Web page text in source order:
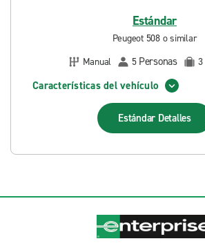
Estándar
Peugeot 508 o similar
Manual
5 Personas 3
Características del vehículo
Estándar Detalles